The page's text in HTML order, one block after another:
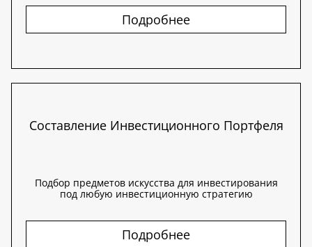
Подробнее
Составление Инвестиционного Портфеля
Подбор предметов искусства для инвестирования
под любую инвестиционную стратегию
Подробнее